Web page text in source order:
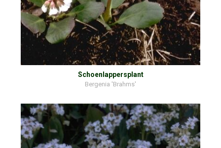
Schoenlappersplant
Bergenia 'Brahms'